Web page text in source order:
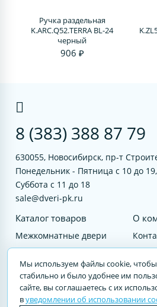
Ручка раздельная
K.ARC.Q52.TERRA BL-24
черный
906 ₽
8 (383) 388 87 79
630055, Новосибирск, пр-т
Понедельник - Пятница с 10 до 19,
Суббота с 11 до 18
sale@dveri-pk.ru
Каталог товаров
Межкомнатные двери
Входные двери
Услуги
О
Мы используем файлы cookie, чтобы
стабильно и было удобнее им
сайте, вы соглашаетесь с их
вуведомлении об использовании